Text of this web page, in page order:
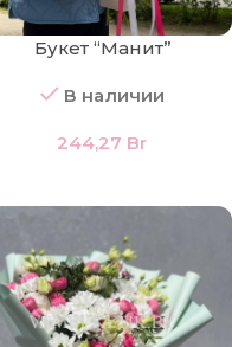
Букет “Манит”
В наличии
244,27 Br